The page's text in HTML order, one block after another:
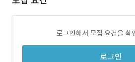
로그인해서 모집 요건을 확
로그인